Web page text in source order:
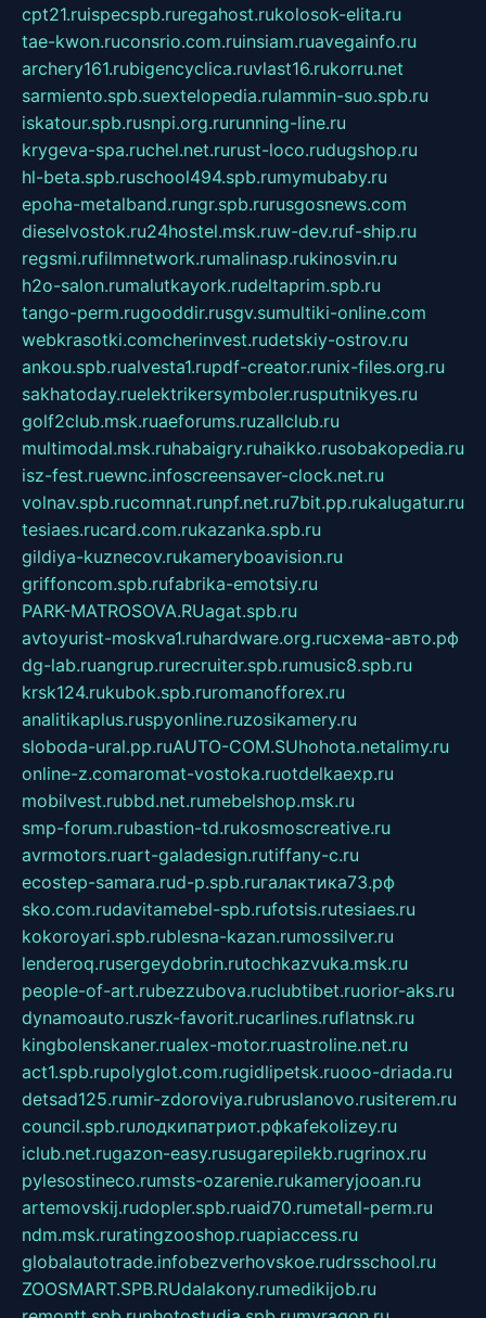
cpt21.ruispecspb.ruregahost.rukolosok-elita.ru
tae-kwon.ruconsrio.com.ruinsiam.ruavegainfo.ru
archery161.rubigencyclica.ruvlast16.rukorru.net
sarmiento.spb.suextelopedia.rulammin-suo.spb.ru
iskatour.spb.rusnpi.org.rurunning-line.ru
krygeva-spa.ruchel.net.rurust-loco.rudugshop.ru
hl-beta.spb.ruschool494.spb.rumymubaby.ru
epoha-metalband.rungr.spb.rurusgosnews.com
dieselvostok.ru24hostel.msk.ruw-dev.ruf-ship.ru
regsmi.rufilmnetwork.rumalinasp.rukinosvin.ru
h2o-salon.rumalutkayork.rudeltaprim.spb.ru
tango-perm.rugooddir.rusgv.sumultiki-online.com
webkrasotki.comcherinvest.rudetskiy-ostrov.ru
ankou.spb.rualvesta1.rupdf-creator.runix-files.org.ru
sakhatoday.ruelektrikersymboler.rusputnikyes.ru
golf2club.msk.ruaeforums.ruzallclub.ru
multimodal.msk.ruhabaigry.ruhaikko.rusobakopedia.ru
isz-fest.ruewnc.infoscreensaver-clock.net.ru
volnav.spb.rucomnat.runpf.net.ru7bit.pp.rukalugatur.ru
tesiaes.rucard.com.rukazanka.spb.ru
gildiya-kuznecov.rukameryboavision.ru
griffoncom.spb.rufabrika-emotsiy.ru
PARK-MATROSOVA.RUagat.spb.ru
avtoyurist-moskva1.ruhardware.org.ruсхема-авто.рф
dg-lab.ruangrup.rurecruiter.spb.rumusic8.spb.ru
krsk124.rukubok.spb.ruromanofforex.ru
analitikaplus.ruspyonline.ruzosikamery.ru
sloboda-ural.pp.ruAUTO-COM.SUhohota.netalimy.ru
online-z.comaromat-vostoka.ruotdelkaexp.ru
mobilvest.rubbd.net.rumebelshop.msk.ru
smp-forum.rubastion-td.rukosmoscreative.ru
avrmotors.ruart-galadesign.rutiffany-c.ru
ecostep-samara.rud-p.spb.ruгалактика73.рф
sko.com.rudavitamebel-spb.rufotsis.rutesiaes.ru
kokoroyari.spb.rublesna-kazan.rumossilver.ru
lenderoq.rusergeydobrin.rutochkazvuka.msk.ru
people-of-art.rubezzubova.ruclubtibet.ruorior-aks.ru
dynamoauto.ruszk-favorit.rucarlines.ruflatnsk.ru
kingbolenskaner.rualex-motor.ruastroline.net.ru
act1.spb.rupolyglot.com.rugidlipetsk.ruooo-driada.ru
detsad125.rumir-zdoroviya.rubruslanovo.rusiterem.ru
council.spb.ruлодкипатриот.рфkafekolizey.ru
iclub.net.rugazon-easy.rusugarepilekb.rugrinox.ru
pylesostineco.rumsts-ozarenie.rukameryjooan.ru
artemovskij.rudopler.spb.ruaid70.rumetall-perm.ru
ndm.msk.ruratingzooshop.ruapiaccess.ru
globalautotrade.infobezverhovskoe.rudrsschool.ru
ZOOSMART.SPB.RUdalakony.rumedikijob.ru